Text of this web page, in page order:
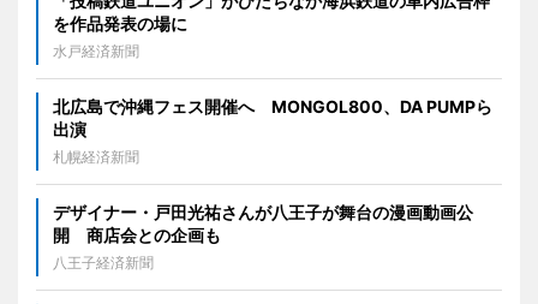
を作品発表の場に
水戸経済新聞
北広島で沖縄フェス開催へ MONGOL800、DA PUMPら
出演
札幌経済新聞
デザイナー・戸田光祐さんが八王子が舞台の漫画動画公
開 商店会との企画も
八王子経済新聞